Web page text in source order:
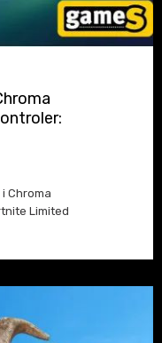
Chroma
Limited